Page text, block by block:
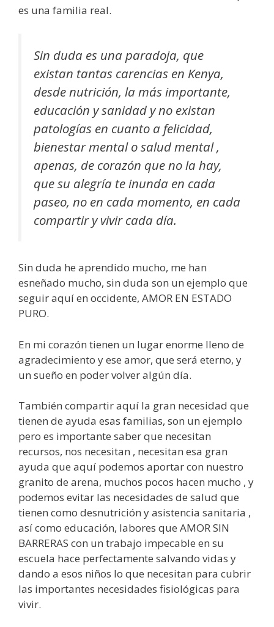
es una familia real.
Sin duda es una paradoja, que
existan tantas carencias en Kenya,
desde nutrición, la más importante,
educación y sanidad y no existan
patologías en cuanto a felicidad,
bienestar mental o salud mental ,
apenas, de corazón que no la hay,
que su alegría te inunda en cada
paseo, no en cada momento, en cada
compartir y vivir cada día.
Sin duda he aprendido mucho, me han
esneñado mucho, sin duda son un ejemplo que
seguir aquí en occidente, AMOR EN ESTADO
PURO.
En mi corazón tienen un lugar enorme lleno de
agradecimiento y ese amor, que será eterno, y
un sueño en poder volver algún día.
También compartir aquí la gran necesidad que
tienen de ayuda esas familias, son un ejemplo
pero es importante saber que necesitan
recursos, nos necesitan , necesitan esa gran
ayuda que aquí podemos aportar con nuestro
granito de arena, muchos pocos hacen mucho , y
podemos evitar las necesidades de salud que
tienen como desnutrición y asistencia sanitaria ,
así como educación, labores que AMOR SIN
BARRERAS con un trabajo impecable en su
escuela hace perfectamente salvando vidas y
dando a esos niños lo que necesitan para cubrir
las importantes necesidades fisiológicas para
vivir.